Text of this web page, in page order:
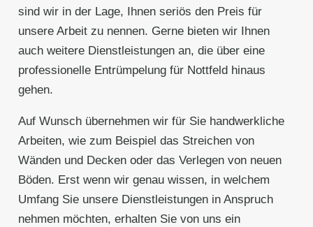
sind wir in der Lage, Ihnen seriös den Preis für
unsere Arbeit zu nennen. Gerne bieten wir Ihnen
auch weitere Dienstleistungen an, die über eine
professionelle Entrümpelung für Nottfeld hinaus
gehen.
Auf Wunsch übernehmen wir für Sie handwerkliche
Arbeiten, wie zum Beispiel das Streichen von
Wänden und Decken oder das Verlegen von neuen
Böden. Erst wenn wir genau wissen, in welchem
Umfang Sie unsere Dienstleistungen in Anspruch
nehmen möchten, erhalten Sie von uns ein